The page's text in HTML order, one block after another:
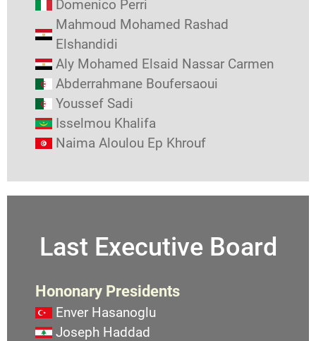
Domenico Perri
Mahmoud Mohamed Rashad
Elshandidi
Aly Mohamed Elsaid Nassar Carmen
Abderrahmane Boufersaoui
Youssef Sadi
Isselmou Khalifa
Naima Aloulou Ep Khrouf
Last Executive Board
Hononary Presidents
Enver Hasanoglu
Joseph Haddad